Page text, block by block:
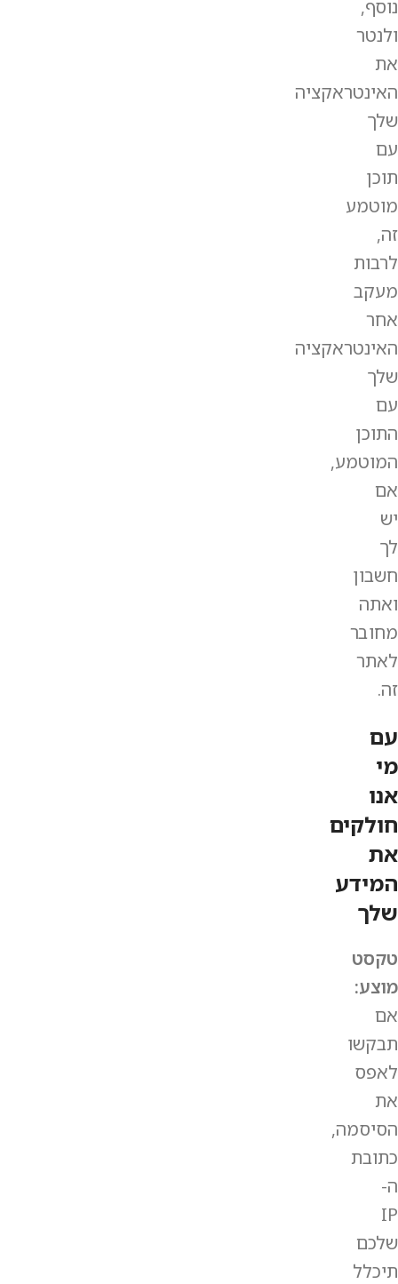
נוסף,
ולנטר
את
האינטראקציה
שלך
עם
תוכן
מוטמע
זה,
לרבות
מעקב
אחר
האינטראקציה
שלך
עם
התוכן
המוטמע,
אם
יש
לך
חשבון
ואתה
מחובר
לאתר
זה.
עם
מי
אנו
חולקים
את
המידע
שלך
טקסט
מוצע:
אם
תבקשו
לאפס
את
הסיסמה,
כתובת
ה-
IP
שלכם
תיכלל